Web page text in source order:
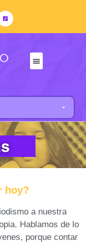
hoy?
a nuestra
Hablamos de lo
porque contar